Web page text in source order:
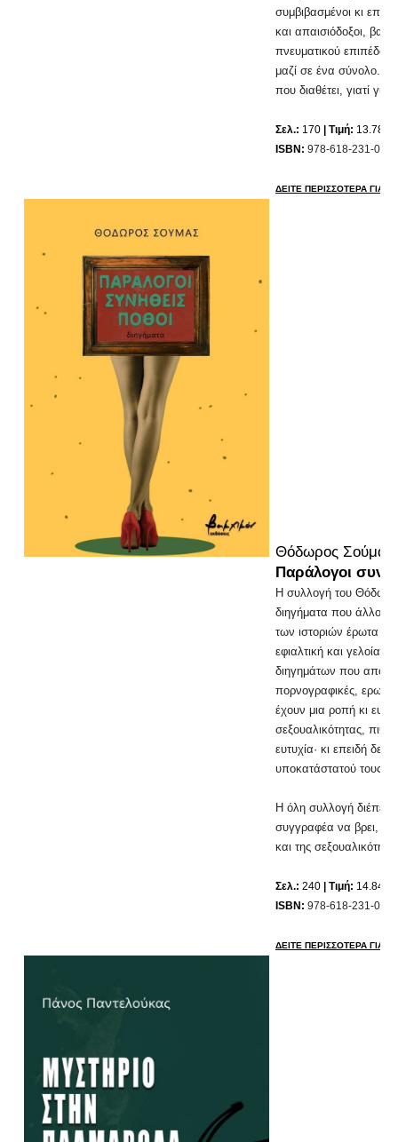
συμβιβασμένοι κι
και απαισιόδοξοι,
πνευματικού επιπέδου
μαζί σε ένα σύνολο.
που διαθέτει, γιατί
Σελ.: 170 | Τιμή: 13.78
ISBN: 978-618-231-
ΔΕΙΤΕ ΠΕΡΙΣΣΟΤΕΡΑ ΓΙΑ
Θόδωρος Σούμας
Παράλογοι
Η συλλογή του
διηγήματα που άλλοτε
των ιστοριών έρωτα
εφιαλτική και γελοία
διηγημάτων που
πορνογραφικές,
έχουν μια ροπή κι
σεξουαλικότητας,
ευτυχία· κι επειδή
υποκατάστατού τους,
Η όλη συλλογή
συγγραφέα να βρει, να
και της
Σελ.: 240 | Τιμή: 14.84
ISBN: 978-618-231-
ΔΕΙΤΕ ΠΕΡΙΣΣΟΤΕΡΑ ΓΙΑ